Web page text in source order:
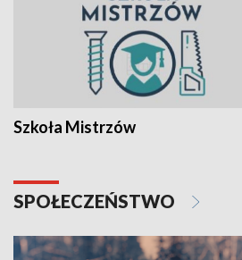
Szkoła Mistrzów
SPOŁECZEŃSTWO